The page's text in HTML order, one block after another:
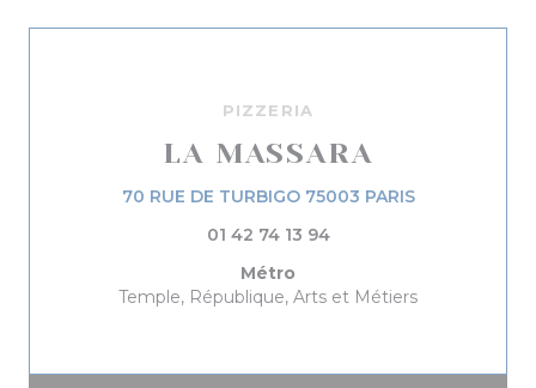
PIZZERIA
LA MASSARA
70 RUE DE TURBIGO 75003 PARIS((ouvre une
01 42 74 13 94
Métro
Temple, République, Arts et Métiers